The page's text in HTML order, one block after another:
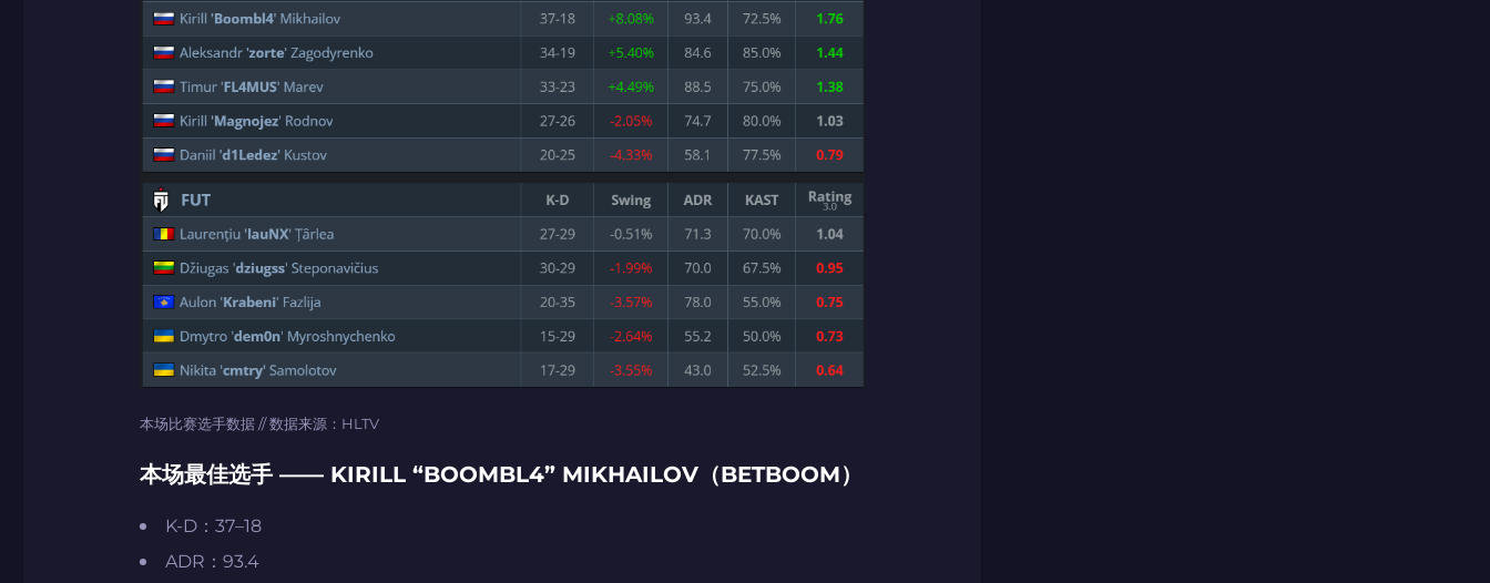
本场比赛选手数据 // 数据来源：HLTV
本场最佳选手 —— KIRILL “BOOMBL4” MIKHAILOV（BETBOOM）
K-D：37–18
ADR：93.4